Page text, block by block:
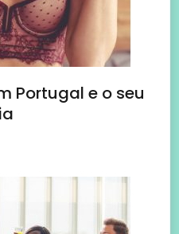
Portugal e o seu